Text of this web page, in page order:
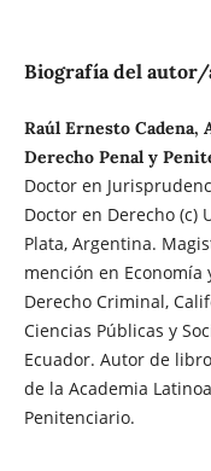
Biografía del autor/
Raúl Ernesto Cadena,
Derecho Penal y
Doctor en
Doctor en Derecho (c)
Plata, Argentina.
mención en
Derecho Criminal,
Ciencias Públicas y
Ecuador. Autor de
de la Academia
Penitenciario.